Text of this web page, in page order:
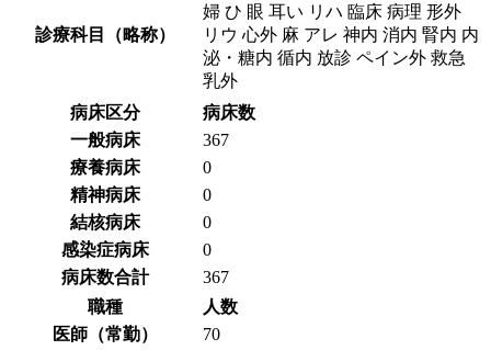
診療科目（略称）
婦 ひ 眼 耳い リハ 臨床 病理 形外
リウ 心外 麻 アレ 神内 消内 腎内 内
泌・糖内 循内 放診 ペイン外 救急
乳外
病床区分
病床数
一般病床
367
療養病床
0
精神病床
0
結核病床
0
感染症病床
0
病床数合計
367
職種
人数
医師（常勤）
70